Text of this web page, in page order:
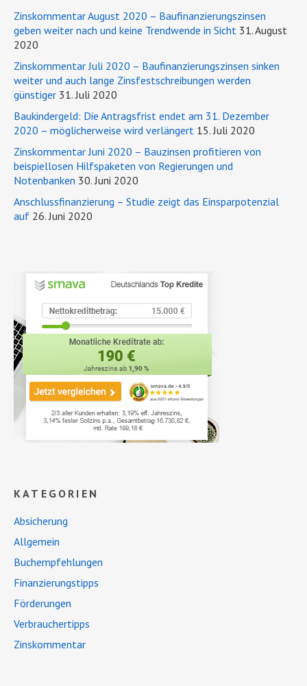
Zinskommentar August 2020 – Baufinanzierungszinsen
geben weiter nach und keine Trendwende in Sicht 31. August
2020
Zinskommentar Juli 2020 – Baufinanzierungszinsen sinken
weiter und auch lange Zinsfestschreibungen werden
günstiger 31. Juli 2020
Baukindergeld: Die Antragsfrist endet am 31. Dezember
2020 – möglicherweise wird verlängert 15. Juli 2020
Zinskommentar Juni 2020 – Bauzinsen profitieren von
beispiellosen Hilfspaketen von Regierungen und
Notenbanken 30. Juni 2020
Anschlussfinanzierung – Studie zeigt das Einsparpotenzial
auf 26. Juni 2020
KATEGORIEN
Absicherung
Allgemein
Buchempfehlungen
Finanzierungstipps
Förderungen
Verbrauchertipps
Zinskommentar